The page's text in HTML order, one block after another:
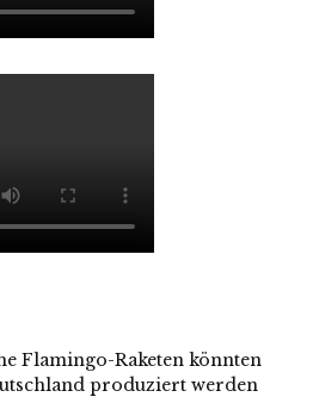
Flamingo-Raketen könnten
produziert werden